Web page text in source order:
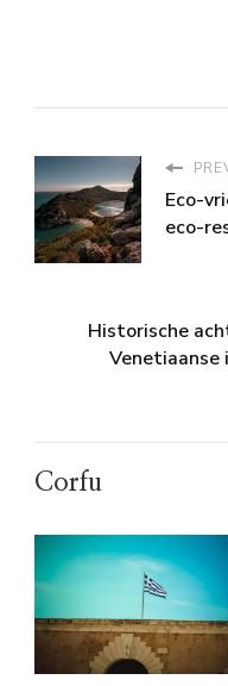
Eco-
eco-
Historische
Venetiaanse
Corfu